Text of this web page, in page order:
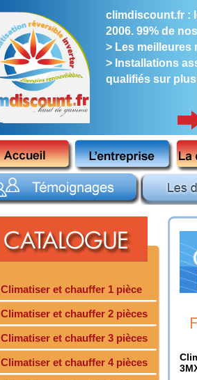
climdiscount.fr :
2006. 99% de
> Les meilleures
> Installations
qualifiés sur
Climatiser et chauffer 1 pièce
Climatiser et chauffer 2 pièces
Climatiser et chauffer 3 pièces
Climatiser et chauffer 4 pièces